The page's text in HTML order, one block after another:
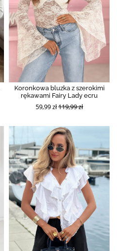
Koronkowa bluzka z szerokimi
rękawami Fairy Lady ecru
59,99 zł119,99 zł